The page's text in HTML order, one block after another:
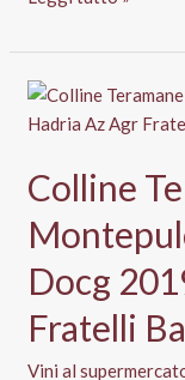
è
“Best
agli
Unicredit
Wine
Award
2023
Colline
Docg
Fratelli
Vini al